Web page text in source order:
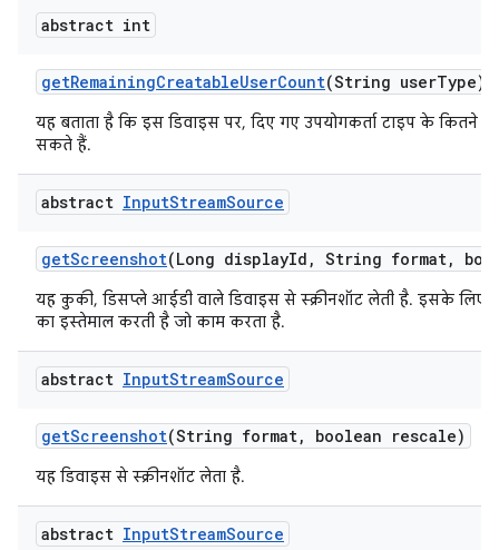
abstract int
getRemainingCreatableUserCount(String userType)
यह बताता है कि इस डिवाइस पर, दिए गए उपयोगकर्ता टाइप के कितने
सकते हैं.
abstract InputStreamSource
getScreenshot(Long displayId , String format,
यह कुकी, डिसप्ले आईडी वाले डिवाइस से स्क्रीनशॉट लेती है. इसके लिए,
का इस्तेमाल करती है जो काम करता है.
abstract InputStreamSource
getScreenshot(String format, boolean rescale)
यह डिवाइस से स्क्रीनशॉट लेता है.
abstract InputStreamSource